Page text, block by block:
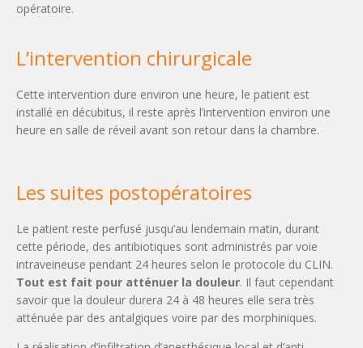
opératoire.
L’intervention chirurgicale
Cette intervention dure environ une heure, le patient est
installé en décubitus, il reste après l’intervention environ une
heure en salle de réveil avant son retour dans la chambre.
Les suites postopératoires
Le patient reste perfusé jusqu’au lendemain matin, durant
cette période, des antibiotiques sont administrés par voie
intraveineuse pendant 24 heures selon le protocole du CLIN.
Tout est fait pour atténuer la douleur. Il faut cependant
savoir que la douleur durera 24 à 48 heures elle sera très
atténuée par des antalgiques voire par des morphiniques.